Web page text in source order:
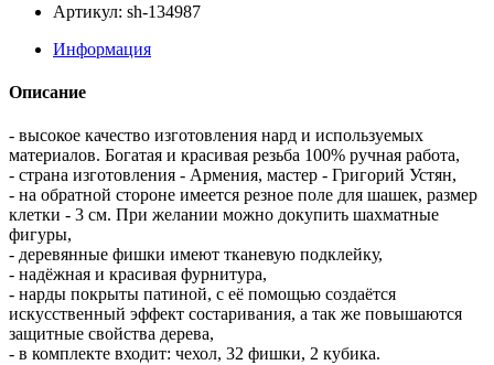
Артикул: sh-134987
Информация
Описание
- высокое качество изготовления нард и используемых
материалов. Богатая и красивая резьба 100% ручная работа,
- страна изготовления - Армения, мастер - Григорий Устян,
- на обратной стороне имеется резное поле для шашек, размер
клетки - 3 см. При желании можно докупить шахматные
фигуры,
- деревянные фишки имеют тканевую подклейку,
- надёжная и красивая фурнитура,
- нарды покрыты патиной, с её помощью создаётся
искусственный эффект состаривания, а так же повышаются
защитные свойства дерева,
- в комплекте входит: чехол, 32 фишки, 2 кубика.